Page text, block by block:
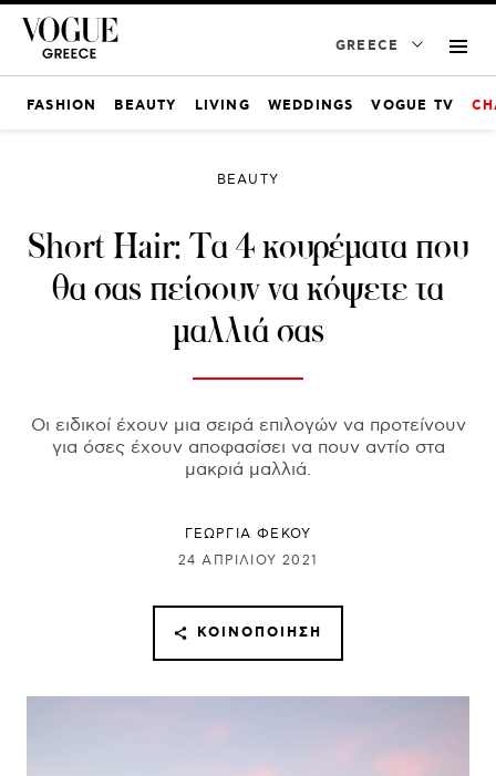
GREECE
FASHION BEAUTY LIVING WEDDINGS VOGUE TV
BEAUTY
Short Hair: Τα 4 κουρέματα που
θα σας πείσουν να κόψετε τα
μαλλιά σας
Οι ειδικοί έχουν μια σειρά επιλογών να προτείνουν
για όσες έχουν αποφασίσει να πουν αντίο στα
μακριά μαλλιά.
ΓΕΩΡΓΙΑ ΦΕΚΟΥ
24 ΑΠΡΙΛΊΟΥ 2021
ΚΟΙΝΟΠΟΊΗΣΗ